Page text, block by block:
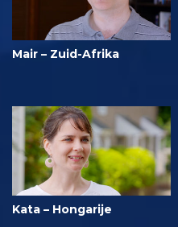
Mair – Zuid-Afrika
Kata – Hongarije